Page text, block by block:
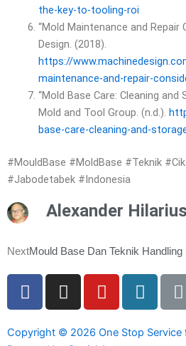
the-key-to-tooling-roi
“Mold Maintenance and Repair
Design. (2018).
https://
maintenance-and-repair-
“Mold Base Care: Cleaning and
Mold and Tool Group. (n.d.).
base-care-cleaning-and-
#MouldBase #MoldBase #Teknik
#Jabodetabek #Indonesia
Alexander
NextMould Base Dan Teknik
F
a
e
I
n
t
Y
o
t
W
o
d
L
i
Copyright © 2026 One Stop Service